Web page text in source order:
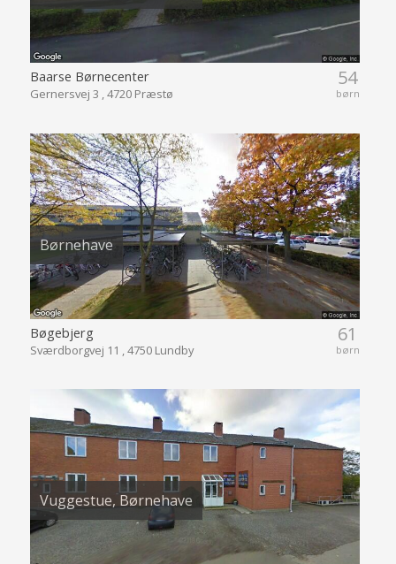
54
børn
Baarse Børnecenter
Gernersvej 3 , 4720 Præstø
Børnehave
61
børn
Bøgebjerg
Sværdborgvej 11 , 4750 Lundby
Vuggestue, Børnehave